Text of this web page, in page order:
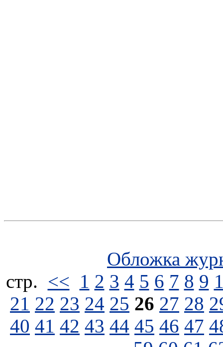
Обложка
стp. << 1 2 3 4 5 6 7 8 9
21 22 23 24 25 26 27 28
40 41 42 43 44 45 46 47